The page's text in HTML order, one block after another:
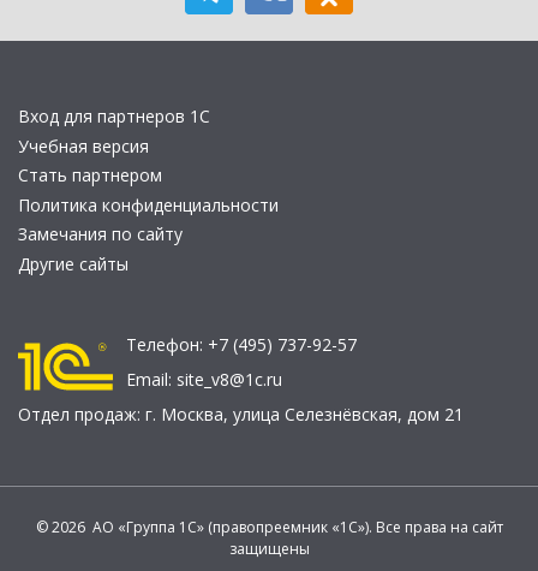
Вход для партнеров 1С
Учебная версия
Стать партнером
Политика конфиденциальности
Замечания по сайту
Другие сайты
Телефон: +7 (495) 737-92-57
Email: site_v8@1c.ru
Отдел продаж: г. Москва, улица Селезнёвская, дом 21
© 2026 АО «Группа 1С» (правопреемник «1С»). Все права на сайт
защищены